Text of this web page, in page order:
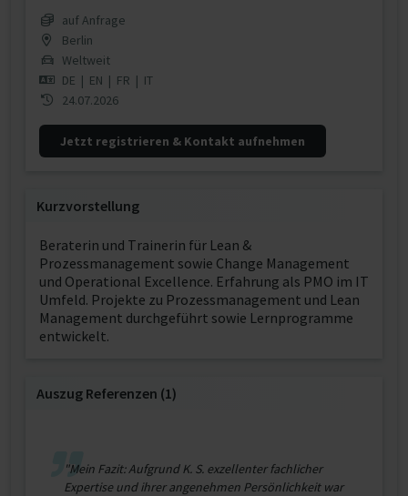
auf Anfrage
Berlin
Weltweit
DE | EN | FR | IT
24.07.2026
Jetzt registrieren & Kontakt aufnehmen
Kurzvorstellung
Beraterin und Trainerin für Lean &
Prozessmanagement sowie Change Management
und Operational Excellence. Erfahrung als PMO im IT
Umfeld. Projekte zu Prozessmanagement und Lean
Management durchgeführt sowie Lernprogramme
entwickelt.
Auszug Referenzen (1)
"Mein Fazit: Aufgrund K. S. exzellenter fachlicher
Expertise und ihrer angenehmen Persönlichkeit war